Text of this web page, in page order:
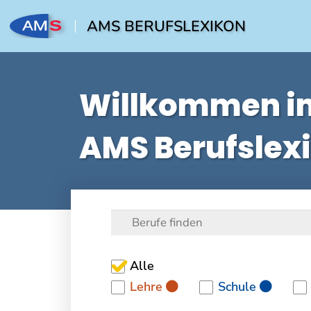
AMS BERUFSLEXIKON
Willkommen
AMS
Alle
Lehre
Schule